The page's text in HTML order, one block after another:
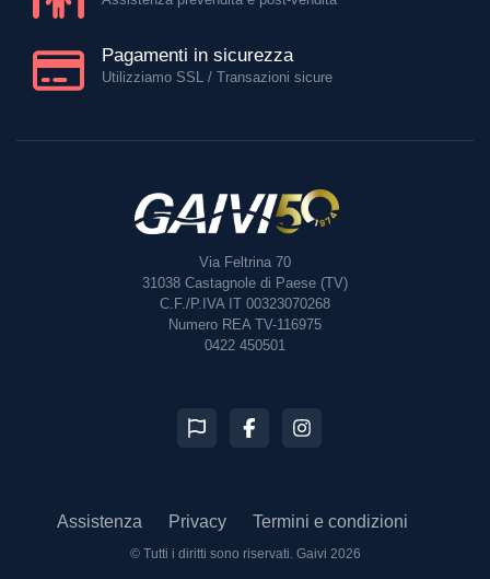
Pagamenti in sicurezza
Utilizziamo SSL / Transazioni sicure
Via Feltrina 70
31038 Castagnole di Paese (TV)
C.F./P.IVA IT 00323070268
Numero REA TV-116975
0422 450501
Assistenza Privacy Termini e condizioni
© Tutti i diritti sono riservati. Gaivi 2026